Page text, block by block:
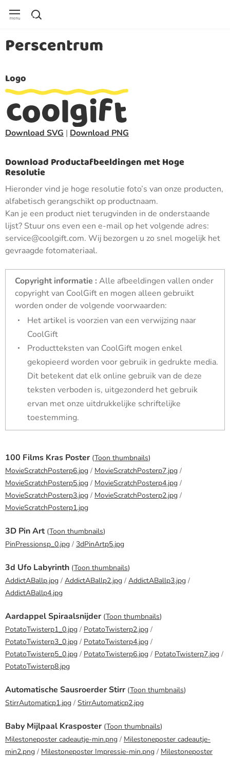
Perscentrum
Logo
Download SVG | Download PNG
Download Productafbeeldingen met Hoge
Resolutie
Hieronder vind je hoge resolutie foto’s van onze producten,
alfabetisch gerangschikt op productnaam.
Kan je een product niet terugvinden in de onderstaande
lijst? Stuur ons even een e-mail op het volgende adres:
service@coolgift.com. Wij bezorgen u zo snel mogelijk het
gevraagde fotomateriaal.
Copyright informatie : Alle afbeeldingen vallen onder
copyright van CoolGift en mogen alleen gebruikt
worden onder de volgende voorwaarden:
Het artikel is voorzien van een verwijzing naar
CoolGift
Productteksten van CoolGift mogen enkel
gekopieerd worden voor gebruik in gedrukte media.
Dit betekent dat elk online gebruik van de deze
teksten verboden is, uitgezonderd het gebruik
ervan met onze uitdrukkelijke schriftelijke
toestemming.
100 Films Kras Poster (Toon thumbnails)
MovieScratchPosterp6.jpg / MovieScratchPosterp7.jpg /
MovieScratchPosterp5.jpg / MovieScratchPosterp4.jpg /
MovieScratchPosterp3.jpg / MovieScratchPosterp2.jpg /
MovieScratchPosterp1.jpg
3D Pin Art (Toon thumbnails)
PinPressionsp_0.jpg / 3dPinArtp5.jpg
3d Ufo Labyrinth (Toon thumbnails)
AddictABallp.jpg / AddictABallp2.jpg / AddictABallp3.jpg /
AddictABallp4.jpg
Aardappel Spiraalsnijder (Toon thumbnails)
PotatoTwisterp1_0.jpg / PotatoTwisterp2.jpg /
PotatoTwisterp3_0.jpg / PotatoTwisterp4.jpg /
PotatoTwisterp5_0.jpg / PotatoTwisterp6.jpg / PotatoTwisterp7.jpg /
PotatoTwisterp8.jpg
Automatische Sausroerder Stirr (Toon thumbnails)
StirrAutomaticp1.jpg / StirrAutomaticp2.jpg
Baby Mijlpaal Krasposter (Toon thumbnails)
Milestoneposter cadeautje-min.png / Milestoneposter cadeautje-
min2.png / Milestoneposter Impressie-min.png / Milestoneposter